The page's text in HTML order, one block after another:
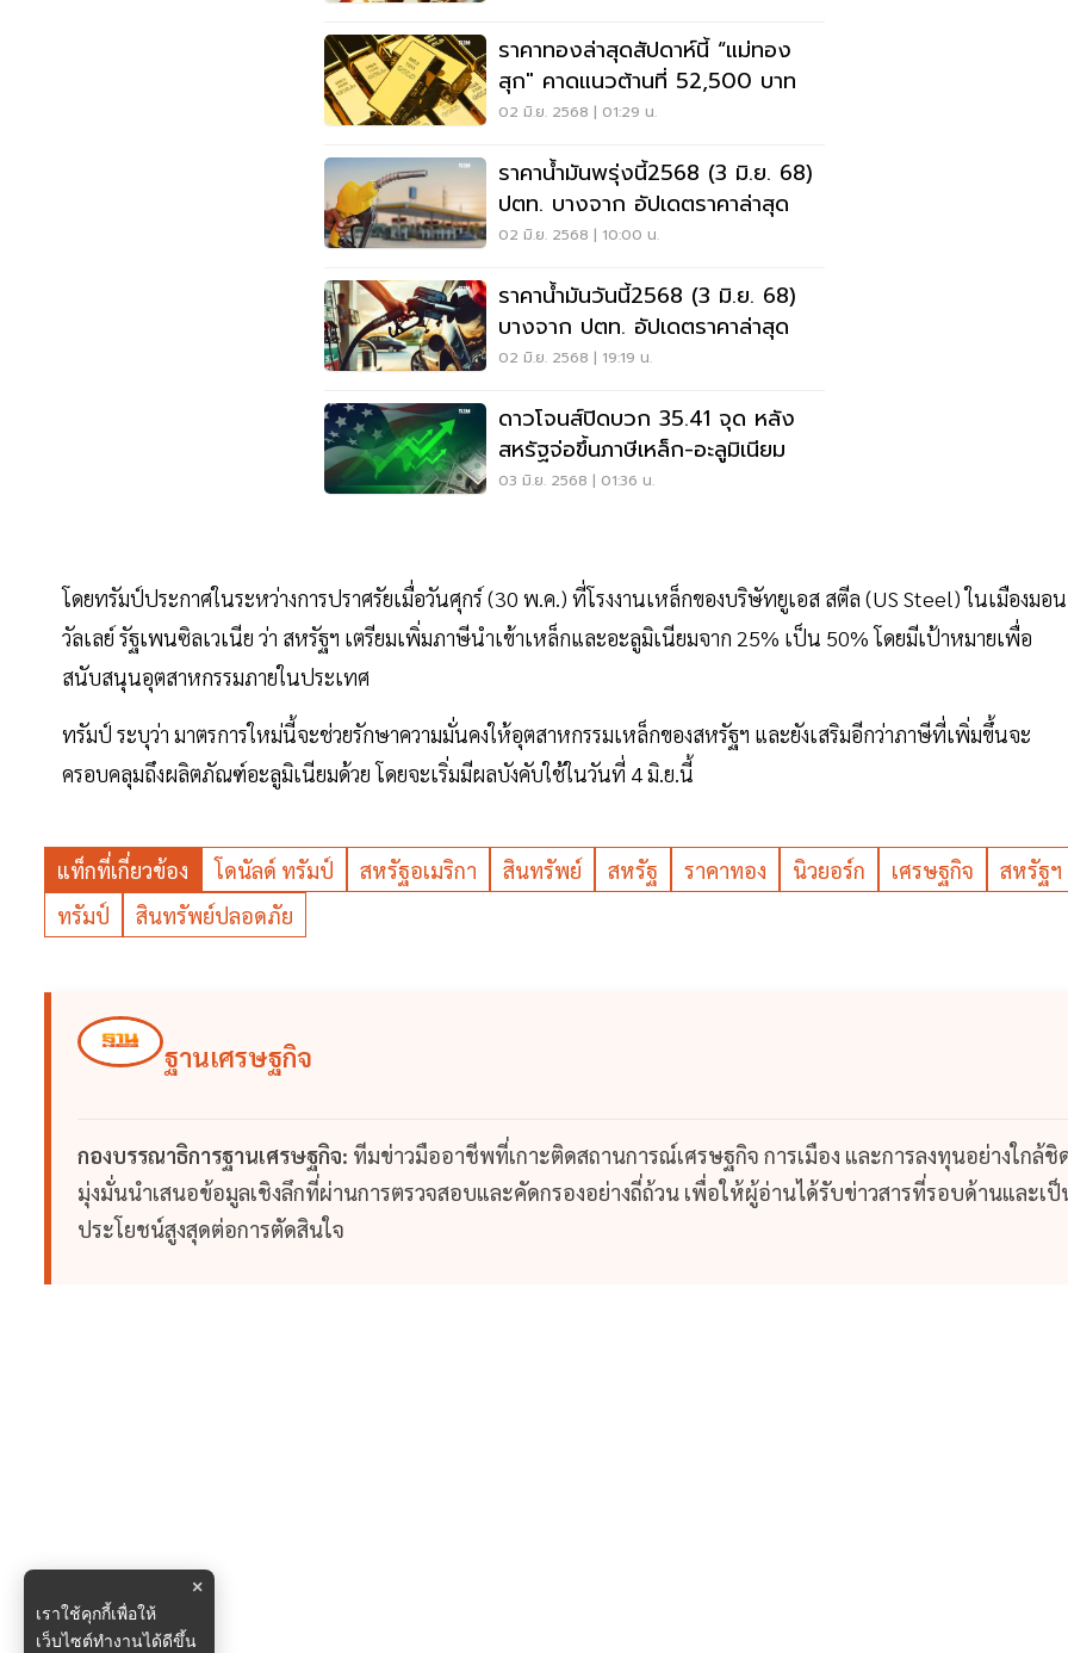
ราคาทองล่าสุดสัปดาห์นี้ “แม่ทอง
สุก" คาดแนวต้านที่ 52,500 บาท
02 มิ.ย. 2568 | 01:29 น.
ราคาน้ำมันพรุ่งนี้2568 (3 มิ.ย. 68)
ปตท. บางจาก อัปเดตราคาล่าสุด
02 มิ.ย. 2568 | 10:00 น.
ราคาน้ำมันวันนี้2568 (3 มิ.ย. 68)
บางจาก ปตท. อัปเดตราคาล่าสุด
02 มิ.ย. 2568 | 19:19 น.
ดาวโจนส์ปิดบวก 35.41 จุด หลัง
สหรัฐจ่อขึ้นภาษีเหล็ก-อะลูมิเนียม
03 มิ.ย. 2568 | 01:36 น.
โดยทรัมป์ประกาศในระหว่างการปราศรัยเมื่อวันศุกร์ (30 พ.ค.) ที่โรงงานเหล็กของบริษัทยูเอส สตีล (US Steel) ในเมืองมอน
วัลเลย์ รัฐเพนซิลเวเนีย ว่า สหรัฐฯ เตรียมเพิ่มภาษีนำเข้าเหล็กและอะลูมิเนียมจาก 25% เป็น 50% โดยมีเป้าหมายเพื่อ
สนับสนุนอุตสาหกรรมภายในประเทศ
ทรัมป์ ระบุว่า มาตรการใหม่นี้จะช่วยรักษาความมั่นคงให้อุตสาหกรรมเหล็กของสหรัฐฯ และยังเสริมอีกว่าภาษีที่เพิ่มขึ้นจะ
ครอบคลุมถึงผลิตภัณฑ์อะลูมิเนียมด้วย โดยจะเริ่มมีผลบังคับใช้ในวันที่ 4 มิ.ย.นี้
แท็กที่เกี่ยวข้อง โดนัลด์ ทรัมป์ สหรัฐอเมริกา สินทรัพย์ สหรัฐ ราคาทอง นิวยอร์ก เศรษฐกิจ
สหรัฐฯ
ทรัมป์
สินทรัพย์ปลอดภัย
ฐานเศรษฐกิจ
กองบรรณาธิการฐานเศรษฐกิจ: ทีมข่าวมืออาชีพที่เกาะติดสถานการณ์เศรษฐกิจ การเมือง และการลงทุนอย่างใกล้ชิ
มุ่งมั่นนำเสนอข้อมูลเชิงลึกที่ผ่านการตรวจสอบและคัดกรองอย่างถี่ถ้วน เพื่อให้ผู้อ่านได้รับข่าวสารที่รอบด้านและเป็
ประโยชน์สูงสุดต่อการตัดสินใจ
×
เราใช้คุกกี้เพื่อให้
เว็บไซต์ทำงานได้ดีขึ้น